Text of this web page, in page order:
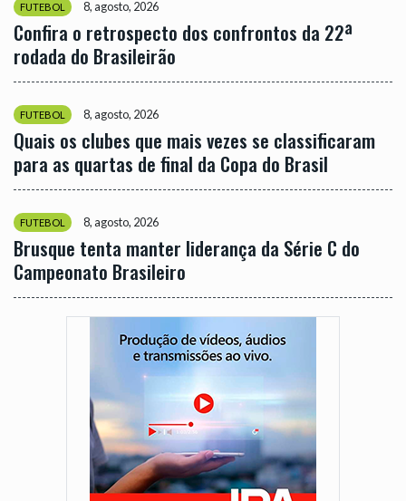
FUTEBOL 8, agosto, 2026
Confira o retrospecto dos confrontos da 22ª
rodada do Brasileirão
FUTEBOL 8, agosto, 2026
Quais os clubes que mais vezes se classificaram
para as quartas de final da Copa do Brasil
FUTEBOL 8, agosto, 2026
Brusque tenta manter liderança da Série C do
Campeonato Brasileiro